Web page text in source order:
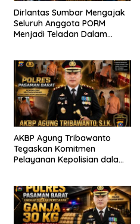
Dirlantas Sumbar Mengajak
Seluruh Anggota PORM
Menjadi Teladan Dalam
Perlengkapan Keselamatan
Berkendara
AKBP Agung Tribawanto
Tegaskan Komitmen
Pelayanan Kepolisian dalam
Pasaman